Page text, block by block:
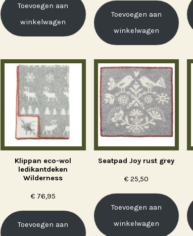
Toevoegen aan
winkelwagen
Toevoegen aan
winkelwagen
Klippan eco-wol
ledikantdeken
Wilderness
€76,95
Toevoegen aan
Seatpad Joy rust grey
€25,50
Toevoegen aan
winkelwagen